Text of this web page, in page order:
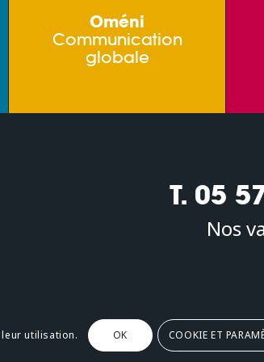
Oméni
Communication
globale
T. 05
Nos
Oméni2, avenue Léonard
utilisation. OK COOKIE ET